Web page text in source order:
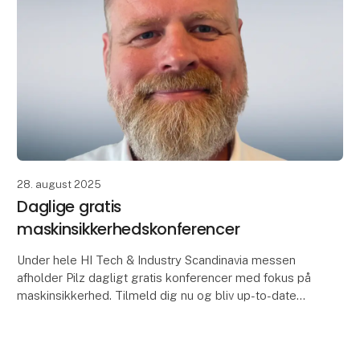
28. august 2025
Daglige gratis
maskinsikkerhedskonferencer
Under hele HI Tech & Industry Scandinavia messen
afholder Pilz dagligt gratis konferencer med fokus på
maskinsikkerhed. Tilmeld dig nu og bliv up-to-date